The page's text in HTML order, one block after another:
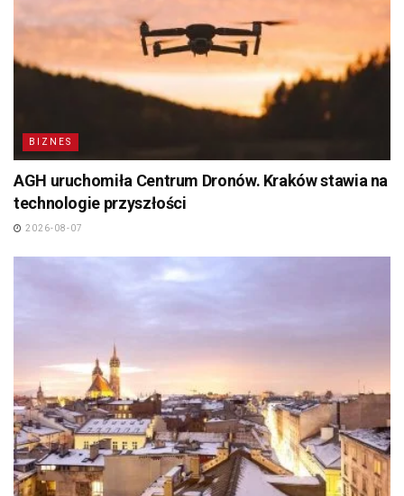
BIZNES
AGH uruchomiła Centrum Dronów. Kraków stawia na
technologie przyszłości
2026-08-07